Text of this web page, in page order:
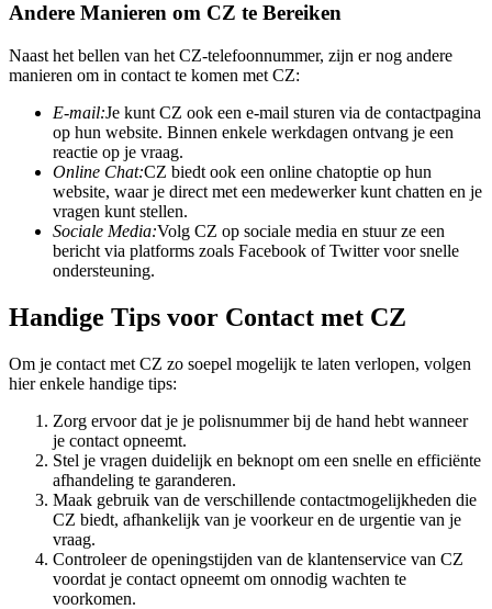
Andere Manieren om CZ te Bereiken
Naast het bellen van het CZ-telefoonnummer, zijn er nog andere
manieren om in contact te komen met CZ:
E-mail:Je kunt CZ ook een e-mail sturen via de contactpagina
op hun website. Binnen enkele werkdagen ontvang je een
reactie op je vraag.
Online Chat:CZ biedt ook een online chatoptie op hun
website, waar je direct met een medewerker kunt chatten en je
vragen kunt stellen.
Sociale Media:Volg CZ op sociale media en stuur ze een
bericht via platforms zoals Facebook of Twitter voor snelle
ondersteuning.
Handige Tips voor Contact met CZ
Om je contact met CZ zo soepel mogelijk te laten verlopen, volgen
hier enkele handige tips:
Zorg ervoor dat je je polisnummer bij de hand hebt wanneer
je contact opneemt.
Stel je vragen duidelijk en beknopt om een snelle en efficiënte
afhandeling te garanderen.
Maak gebruik van de verschillende contactmogelijkheden die
CZ biedt, afhankelijk van je voorkeur en de urgentie van je
vraag.
Controleer de openingstijden van de klantenservice van CZ
voordat je contact opneemt om onnodig wachten te
voorkomen.